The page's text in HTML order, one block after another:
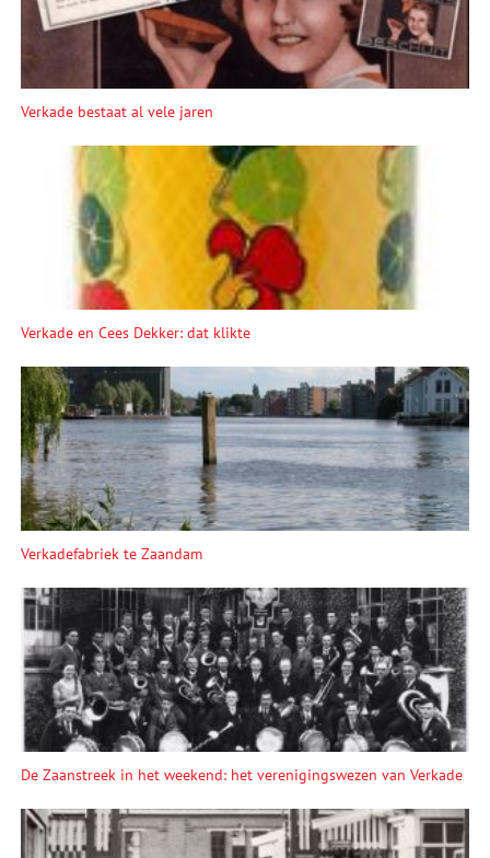
Verkade bestaat al vele jaren
Verkade en Cees Dekker: dat klikte
Verkadefabriek te Zaandam
De Zaanstreek in het weekend: het verenigingswezen van Verkade